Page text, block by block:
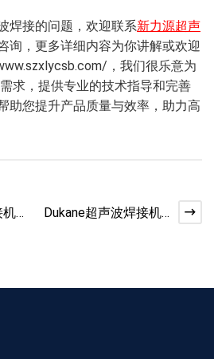
焊接的问题，欢迎联系新力源超声
询，更多详细内容为你讲解或欢迎
，我们很乐意为
求，提供专业的技术指导和完善
助您提升产品质量与效率，助力高
机
Dukane超声波焊接机